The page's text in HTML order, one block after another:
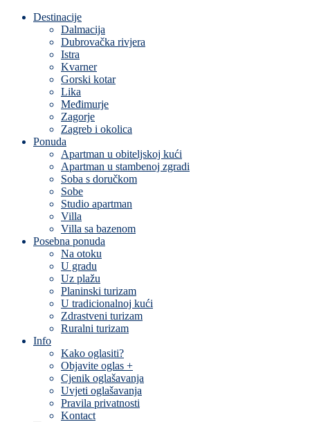
Destinacije
Dalmacija
Dubrovačka rivjera
Istra
Kvarner
Gorski kotar
Lika
Međimurje
Zagorje
Zagreb i okolica
Ponuda
Apartman u obiteljskoj kući
Apartman u stambenoj zgradi
Soba s doručkom
Sobe
Studio apartman
Villa
Villa sa bazenom
Posebna ponuda
Na otoku
U gradu
Uz plažu
Planinski turizam
U tradicionalnoj kući
Zdrastveni turizam
Ruralni turizam
Info
Kako oglasiti?
Objavite oglas +
Cjenik oglašavanja
Uvjeti oglašavanja
Pravila privatnosti
Kontact